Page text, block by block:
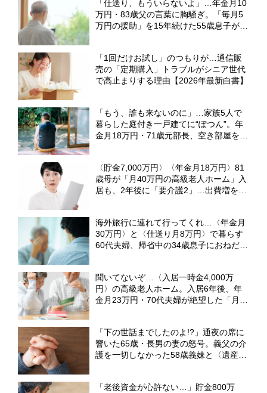
「仕送り、もういらないよ」…年金月10
万円・83歳父の言葉に胸騒ぎ。「毎月5
万円の援助」を15年続けた55歳息子が、
「1回だけお試し」のつもりが…通信販
売の「定期購入」トラブルがシニア世代
で高止まりする理由【2026年最新白書】
「もう、誰も来ないのに」…家族5人で
暮らした庭付き一戸建てに“ぽつん”。年
金月18万円・71歳元部長、空き部屋を持
〈貯金7,000万円〉〈年金月18万円〉81
歳母が「月40万円の高級老人ホーム」入
居も、2年後に「要介護2」…出費増を覚
海外旅行に連れて行ってくれ…〈年金月
30万円〉と〈仕送り月8万円〉で暮らす
60代夫婦、帰省中の34歳息子におねだり
聞いてないぞ…〈入居一時金4,000万
円〉の高級老人ホーム。入居6年後、年
金月23万円・70代夫婦が絶望した「月8
「下の世話までしたのよ!?」通夜の席に
響いた65歳・長男の妻の怒号。義父の介
護を一切しなかった58歳義妹と〈遺産
「老後資金が心許ない…」貯金800万